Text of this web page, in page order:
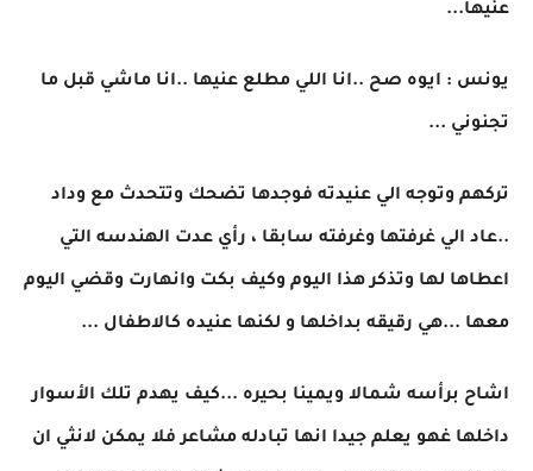
عنيها...
يونس : ايوه صح ..انا اللي مطلع عنيها ..انا ماشي قبل ما
تجنوني ...
تركهم وتوجه الي عنيدته فوجدها تضحك وتتحدث مع وداد
..عاد الي غرفتها وغرفته سابقا ، رأي عدت الهندسه التي
اعطاها لها وتذكر هذا اليوم وكيف بكت وانهارت وقضي اليوم
معها ...هي رقيقه بداخلها و لكنها عنيده كالاطفال ...
اشاح برأسه شمالا ويمينا بحيره ...كيف يهدم تلك الأسوار
داخلها غهو يعلم جيدا انها تبادله مشاعر فلا يمكن لانثي ان